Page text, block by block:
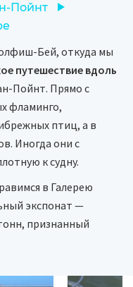
Пойнт
Бей, откуда мы
путешествие вдоль
Пойнт. Прямо с
фламинго,
птиц, а в
Иногда они с
к судну.
в Галерею
экспонат —
признанный